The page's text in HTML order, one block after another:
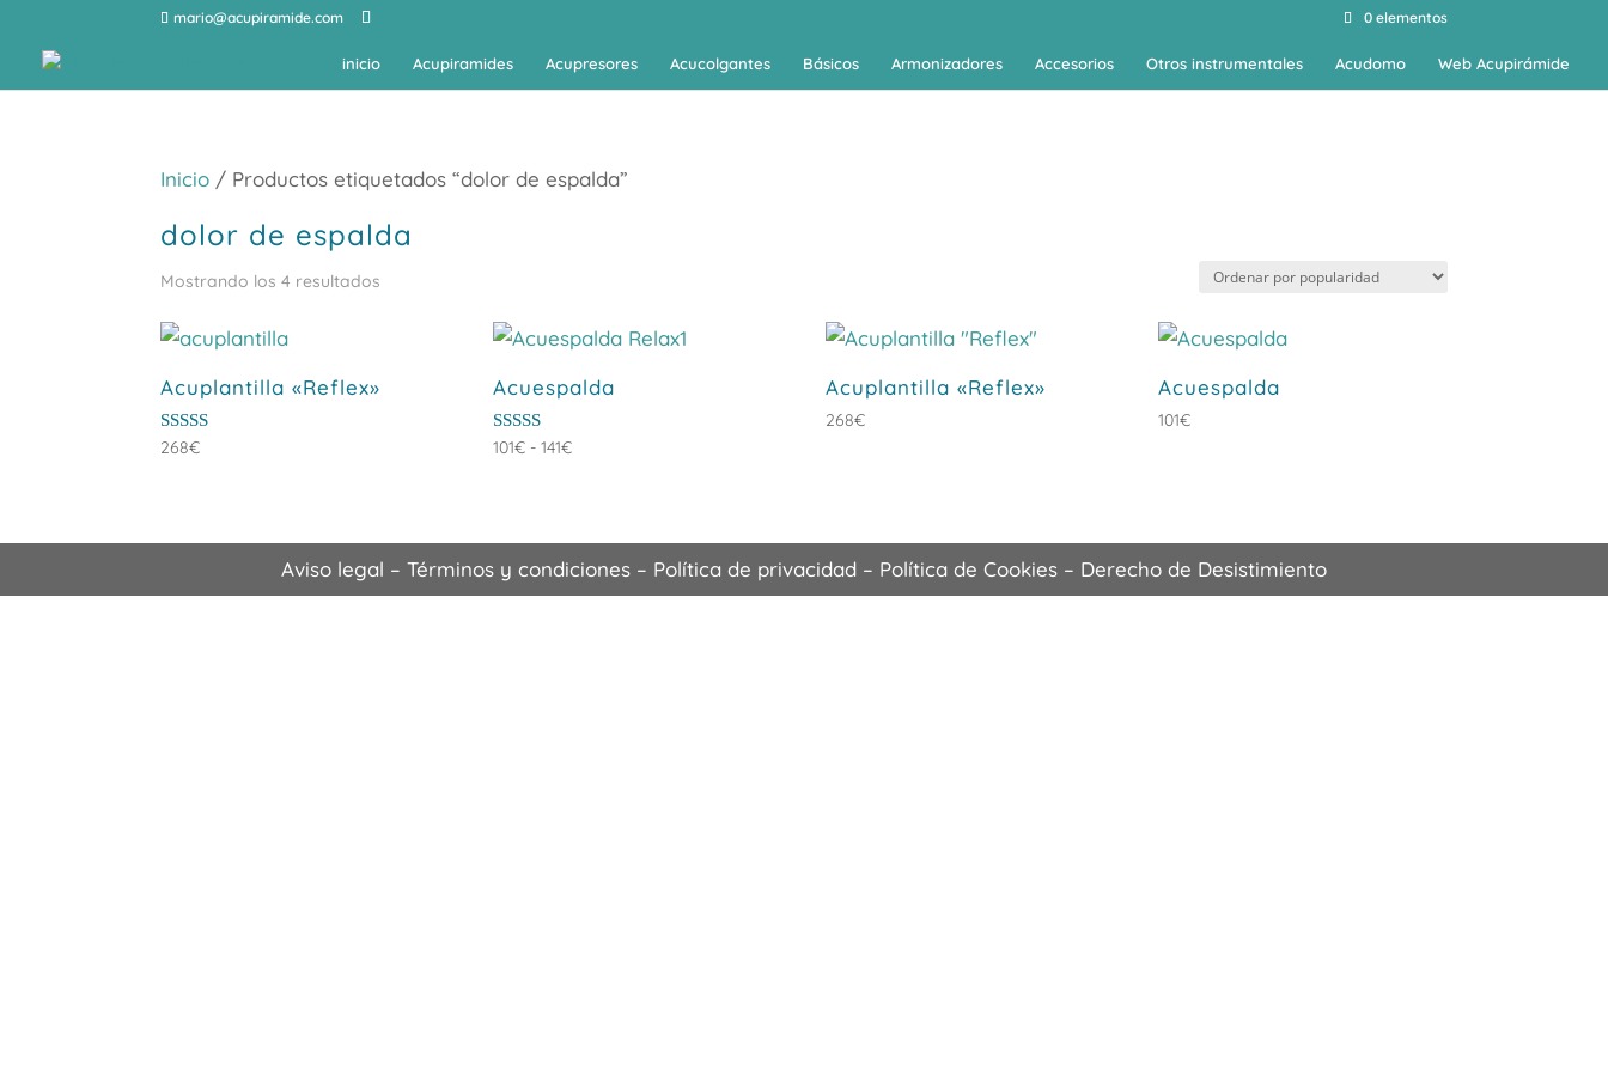
mario@acupiramide.com 0 elementos
inicio Acupiramides Acupresores Acucolgantes Básicos Armonizadores Accesorios Otros instrumentales Acudomo Web Acupirámide
Inicio / Productos etiquetados “dolor de espalda”
dolor de espalda
Mostrando los 4 resultados
Acuplantilla «Reflex»
Valorado
268€
Acuespalda
Valorado
101€ - 141€Rango
hasta
Acuplantilla «Reflex»
268€
Acuespalda
101€
Aviso legal – Términos y condiciones – Política de privacidad – Política de Cookies – Derecho de Desistimiento